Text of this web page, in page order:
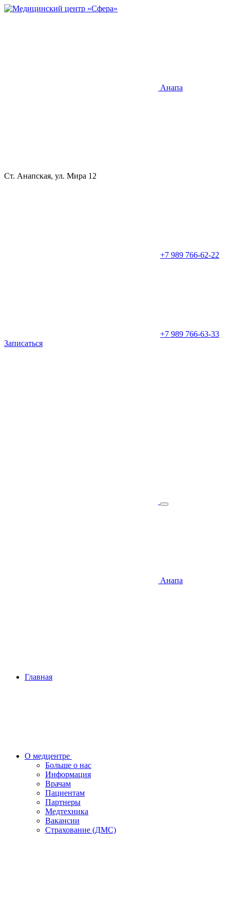
Анапа
Ст. Анапская, ул. Мира 12
+7 989 766-62-22
+7 989 766-63-33
Записаться
Анапа
Главная
О медцентре
Больше о нас
Информация
Врачам
Пациентам
Партнеры
Медтехника
Вакансии
Страхование (ДМС)